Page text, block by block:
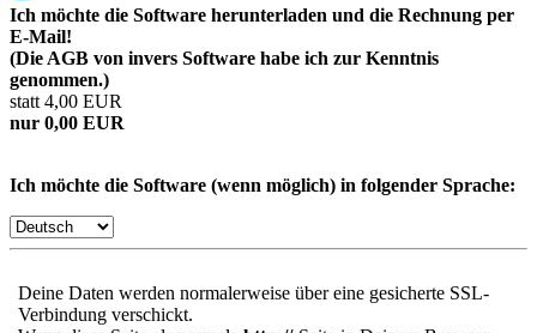
Ich möchte die Software herunterladen und die Rechnung per
E-Mail!
(Die AGB von invers Software habe ich zur Kenntnis
genommen.)
statt 4,00 EUR
nur 0,00 EUR
Ich möchte die Software (wenn möglich) in folgender Sprache:
Deine Daten werden normalerweise über eine gesicherte SSL-
Verbindung verschickt.